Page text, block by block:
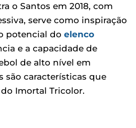
o Santos em 2018, com
serve como inspiração
potencial do elenco
e a capacidade de
de alto nível em
são características que
Imortal Tricolor.